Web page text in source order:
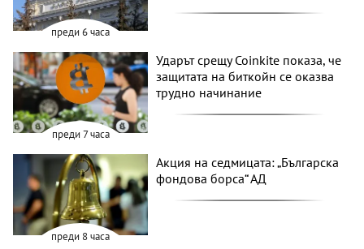
преди 6 часа
преди 7 часа
Ударът срещу Coinkite показа, че
защитата на биткойн се оказва
трудно начинание
преди 8 часа
Акция на седмицата: „Българска
фондова борса“ АД